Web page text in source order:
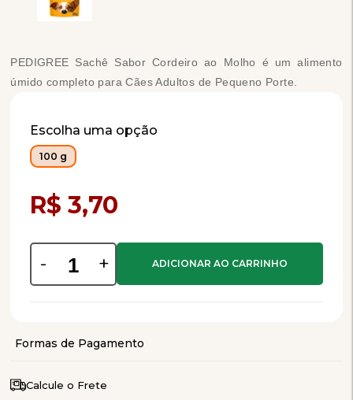
PEDIGREE Sachê Sabor Cordeiro ao Molho é um alimento
úmido completo para Cães Adultos de Pequeno Porte.
Escolha uma opção
100 g
R$ 3,70
- +
Calcule o Frete